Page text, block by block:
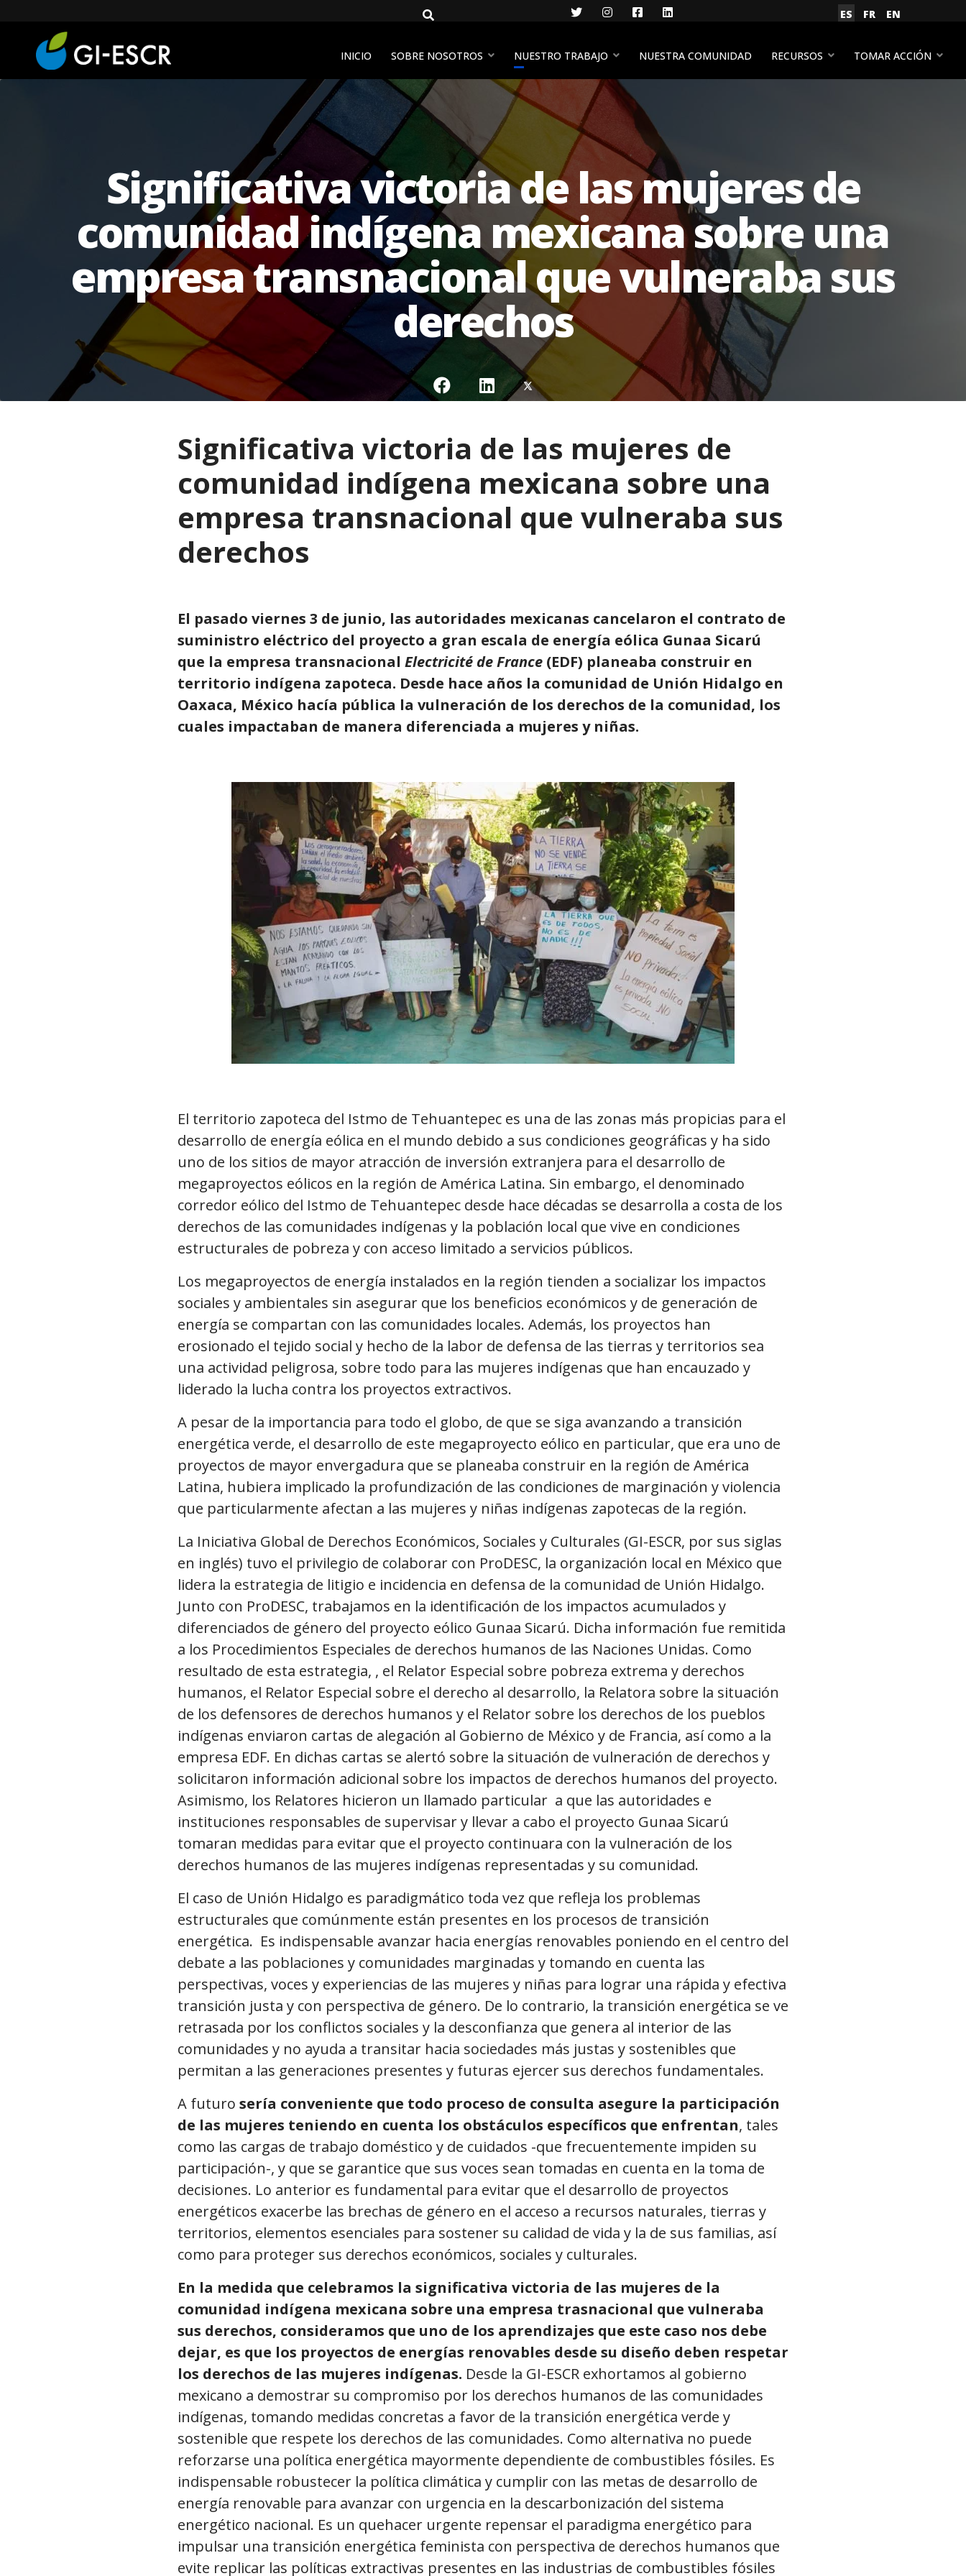
TwitterInstagram
FacebookLinkedIn
Seleccione su idioma
ES FR EN
INICIO SOBRE NOSOTROS NUESTRO TRABAJO NUESTRA COMUNIDAD RECURSOS TOMAR ACCIÓN
Significativa victoria de las mujeres de
comunidad indígena mexicana sobre una
empresa transnacional que vulneraba sus
derechos
Significativa victoria de las mujeres de
comunidad indígena mexicana sobre una
empresa transnacional que vulneraba sus
derechos
El pasado viernes 3 de junio, las autoridades mexicanas cancelaron el contrato de
suministro eléctrico del proyecto a gran escala de energía eólica Gunaa Sicarú
que la empresa transnacional Electricité de France (EDF) planeaba construir en
territorio indígena zapoteca. Desde hace años la comunidad de Unión Hidalgo en
Oaxaca, México hacía pública la vulneración de los derechos de la comunidad, los
cuales impactaban de manera diferenciada a mujeres y niñas.
El territorio zapoteca del Istmo de Tehuantepec es una de las zonas más propicias para el
desarrollo de energía eólica en el mundo debido a sus condiciones geográficas y ha sido
uno de los sitios de mayor atracción de inversión extranjera para el desarrollo de
megaproyectos eólicos en la región de América Latina. Sin embargo, el denominado
corredor eólico del Istmo de Tehuantepec desde hace décadas se desarrolla a costa de los
derechos de las comunidades indígenas y la población local que vive en condiciones
estructurales de pobreza y con acceso limitado a servicios públicos.
Los megaproyectos de energía instalados en la región tienden a socializar los impactos
sociales y ambientales sin asegurar que los beneficios económicos y de generación de
energía se compartan con las comunidades locales. Además, los proyectos han
erosionado el tejido social y hecho de la labor de defensa de las tierras y territorios sea
una actividad peligrosa, sobre todo para las mujeres indígenas que han encauzado y
liderado la lucha contra los proyectos extractivos.
A pesar de la importancia para todo el globo, de que se siga avanzando a transición
energética verde, el desarrollo de este megaproyecto eólico en particular, que era uno de
proyectos de mayor envergadura que se planeaba construir en la región de América
Latina, hubiera implicado la profundización de las condiciones de marginación y violencia
que particularmente afectan a las mujeres y niñas indígenas zapotecas de la región.
La Iniciativa Global de Derechos Económicos, Sociales y Culturales (GI-ESCR, por sus siglas
en inglés) tuvo el privilegio de colaborar con ProDESC, la organización local en México que
lidera la estrategia de litigio e incidencia en defensa de la comunidad de Unión Hidalgo.
Junto con ProDESC, trabajamos en la identificación de los impactos acumulados y
diferenciados de género del proyecto eólico Gunaa Sicarú. Dicha información fue remitida
a los Procedimientos Especiales de derechos humanos de las Naciones Unidas. Como
resultado de esta estrategia, , el Relator Especial sobre pobreza extrema y derechos
humanos, el Relator Especial sobre el derecho al desarrollo, la Relatora sobre la situación
de los defensores de derechos humanos y el Relator sobre los derechos de los pueblos
indígenas enviaron cartas de alegación al Gobierno de México y de Francia, así como a la
empresa EDF. En dichas cartas se alertó sobre la situación de vulneración de derechos y
solicitaron información adicional sobre los impactos de derechos humanos del proyecto.
Asimismo, los Relatores hicieron un llamado particular a que las autoridades e
instituciones responsables de supervisar y llevar a cabo el proyecto Gunaa Sicarú
tomaran medidas para evitar que el proyecto continuara con la vulneración de los
derechos humanos de las mujeres indígenas representadas y su comunidad.
El caso de Unión Hidalgo es paradigmático toda vez que refleja los problemas
estructurales que comúnmente están presentes en los procesos de transición
energética. Es indispensable avanzar hacia energías renovables poniendo en el centro del
debate a las poblaciones y comunidades marginadas y tomando en cuenta las
perspectivas, voces y experiencias de las mujeres y niñas para lograr una rápida y efectiva
transición justa y con perspectiva de género. De lo contrario, la transición energética se ve
retrasada por los conflictos sociales y la desconfianza que genera al interior de las
comunidades y no ayuda a transitar hacia sociedades más justas y sostenibles que
permitan a las generaciones presentes y futuras ejercer sus derechos fundamentales.
A futuro sería conveniente que todo proceso de consulta asegure la participación
de las mujeres teniendo en cuenta los obstáculos específicos que enfrentan, tales
como las cargas de trabajo doméstico y de cuidados -que frecuentemente impiden su
participación-, y que se garantice que sus voces sean tomadas en cuenta en la toma de
decisiones. Lo anterior es fundamental para evitar que el desarrollo de proyectos
energéticos exacerbe las brechas de género en el acceso a recursos naturales, tierras y
territorios, elementos esenciales para sostener su calidad de vida y la de sus familias, así
como para proteger sus derechos económicos, sociales y culturales.
En la medida que celebramos la significativa victoria de las mujeres de la
comunidad indígena mexicana sobre una empresa trasnacional que vulneraba
sus derechos, consideramos que uno de los aprendizajes que este caso nos debe
dejar, es que los proyectos de energías renovables desde su diseño deben respetar
los derechos de las mujeres indígenas. Desde la GI-ESCR exhortamos al gobierno
mexicano a demostrar su compromiso por los derechos humanos de las comunidades
indígenas, tomando medidas concretas a favor de la transición energética verde y
sostenible que respete los derechos de las comunidades. Como alternativa no puede
reforzarse una política energética mayormente dependiente de combustibles fósiles. Es
indispensable robustecer la política climática y cumplir con las metas de desarrollo de
energía renovable para avanzar con urgencia en la descarbonización del sistema
energético nacional. Es un quehacer urgente repensar el paradigma energético para
impulsar una transición energética feminista con perspectiva de derechos humanos que
evite replicar las políticas extractivas presentes en las industrias de combustibles fósiles